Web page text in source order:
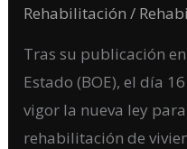
Rehabilitación /
Tras su publicación
Estado (BOE), el día
vigor la nueva ley
rehabilitación de
de
la
rehabilitación
de
viviendas